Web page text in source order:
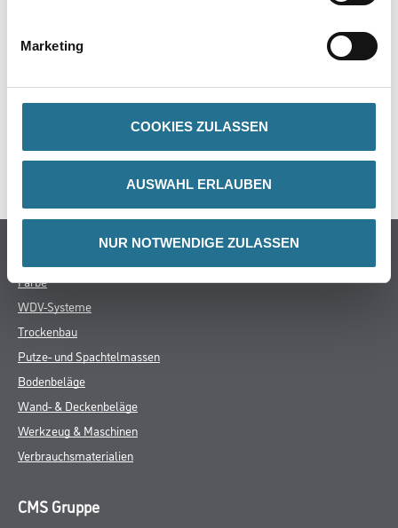
Marketing
COOKIES ZULASSEN
AUSWAHL ERLAUBEN
NUR NOTWENDIGE ZULASSEN
GEFAHRENHINWEISE
Online-Shop
Farbe
WDV-Systeme
Trockenbau
Putze- und Spachtelmassen
Bodenbeläge
Wand- & Deckenbeläge
Werkzeug & Maschinen
Verbrauchsmaterialien
CMS Gruppe